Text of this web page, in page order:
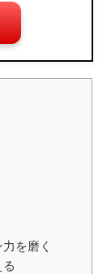
を磨く